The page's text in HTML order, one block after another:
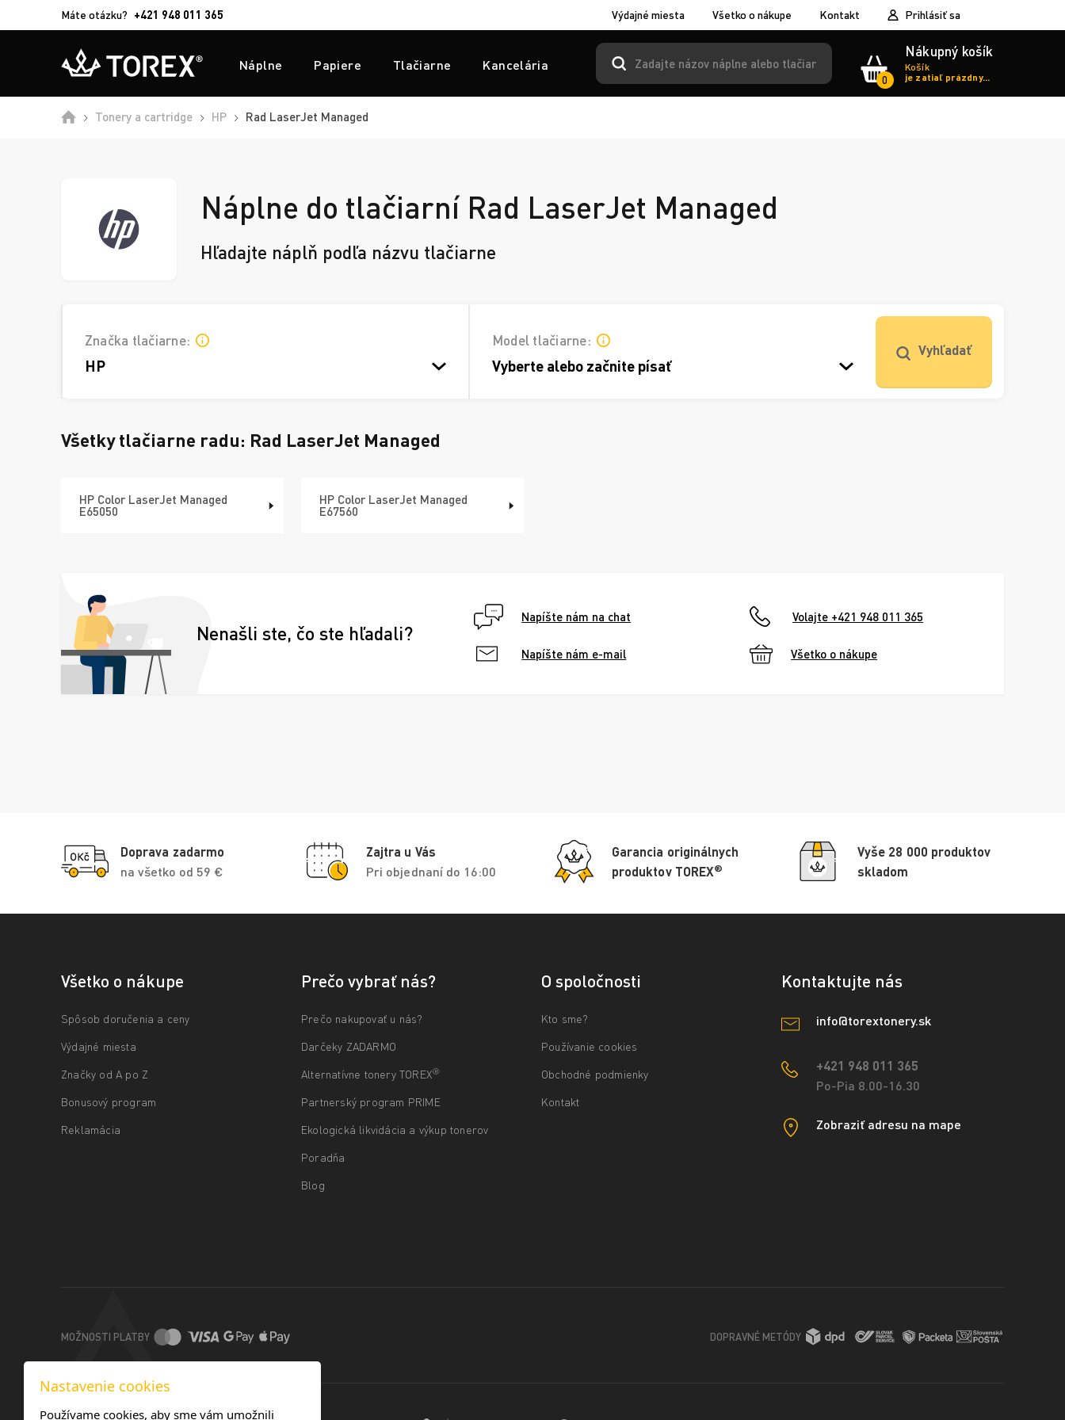
Máte otázku? +421 948 011 365 Výdajné miesta Všetko o nákupe Kontakt Prihlásiť sa
Náplne Papiere Tlačiarne Kancelária
0
Nákupný košík
Košík
je zatiaľ prázdny...
DomůTonery a cartridge HP Rad LaserJet Managed
Náplne do tlačiarní Rad LaserJet Managed
Hľadajte náplň podľa názvu tlačiarne
Značka tlačiarne:
HP
Model tlačiarne:
Vyberte alebo začnite písať
Vyhľadať
Všetky tlačiarne radu: Rad LaserJet Managed
HP Color LaserJet Managed
E65050
HP Color LaserJet Managed
E67560
Nenašli ste, čo ste hľadali?
Napíšte nám na chat Volajte +421 948 011 365
Napíšte nám e-mail Všetko o nákupe
Doprava zadarmo
na všetko od 59 €
Zajtra u Vás
Pri objednaní do 16:00
Garancia originálnych
produktov TOREX®
Vyše 28 000 produktov
skladom
Všetko o nákupe
Spôsob doručenia a ceny
Výdajné miesta
Značky od A po Z
Bonusový program
Reklamácia
Prečo vybrať nás?
Prečo nakupovať u nás?
Darčeky ZADARMO
Alternatívne tonery TOREX®
Partnerský program PRIME
Ekologická likvidácia a výkup tonerov
Poradňa
Blog
O spoločnosti
Kto sme?
Používanie cookies
Obchodné podmienky
Kontakt
Kontaktujte nás
info@torextonery.sk
+421 948 011 365
Po-Pia 8.00-16.30
Zobraziť adresu na mape
MOŽNOSTI PLATBY DOPRAVNÉ METÓDY
Nastavenie cookies
Používame cookies, aby sme vám umožnili